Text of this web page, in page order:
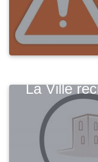
La Ville